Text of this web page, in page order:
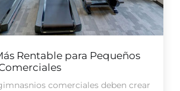
Rentable para Pequeños
comerciales deben crear